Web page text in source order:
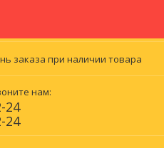
заказа при наличии товара
нам:
24
24